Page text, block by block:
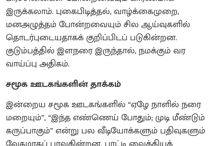
இருக்கலாம். புகைபிடித்தல், வாழ்க்கைமுறை,
மனஅழுத்தம் போன்றவையும் சில ஆய்வுகளில்
தொடர்புடையதாகக் குறிப்பிடப் படுகின்றன.
குடும்பத்தில் இளநரை இருந்தால், நமக்கும் வர
வாய்ப்பு அதிகம்.
சமூக ஊடகங்களின் தாக்கம்
இன்றைய சமூக ஊடகங்களில் “ஏழே நாளில் நரை
மறையும்”, “இந்த எண்ணெய் போதும்; முடி மீண்டும்
கருப்பாகும்” என்று பல வீடியோக்களும் பதிவுகளும்